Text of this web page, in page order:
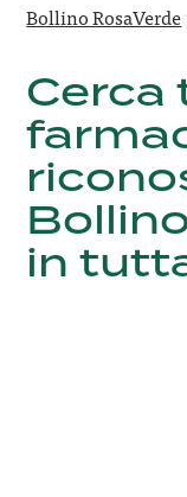
Bollino RosaVerde
Cerca
in